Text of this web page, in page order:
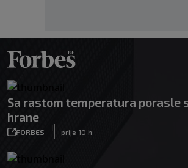
Sa rastom temperatura porasle
hrane
FORBES
|
prije 10 h